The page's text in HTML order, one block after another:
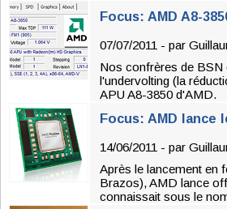
Focus: AMD A8-
07/07/2011 - par
Nos confrères de BSN
l'undervolting (la
APU A8-3850 d'AMD.
Focus: AMD lance
14/06/2011 - par
Après le lancement en
Brazos), AMD lance
connaissait sous le